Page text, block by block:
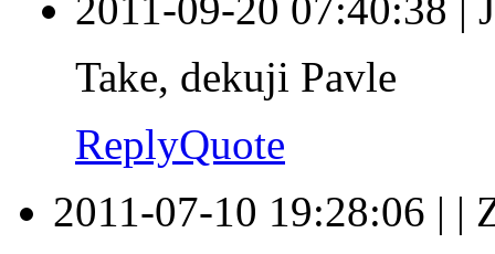
2011-09-20 07:40:38 |
Take, dekuji Pavle
ReplyQuote
2011-07-10 19:28:06 | |